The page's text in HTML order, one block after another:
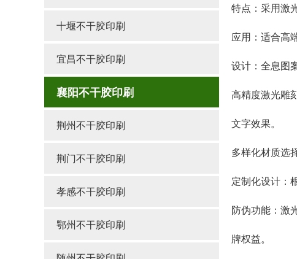
十堰不干胶印刷
宜昌不干胶印刷
襄阳不干胶印刷
荆州不干胶印刷
荆门不干胶印刷
孝感不干胶印刷
鄂州不干胶印刷
特点：采用激
应用：适合高
设计：全息图
高精度激光雕
文字效果。
多样化材质选
定制化设计：
防伪功能： 激
牌权益。